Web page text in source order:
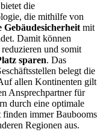
die
die mithilfe von
mit
Damit können
und somit
sparen. Das
belegt die
allen Kontinenten gilt
Ansprechpartner für
durch eine optimale
immer Baubooms
Regionen aus.